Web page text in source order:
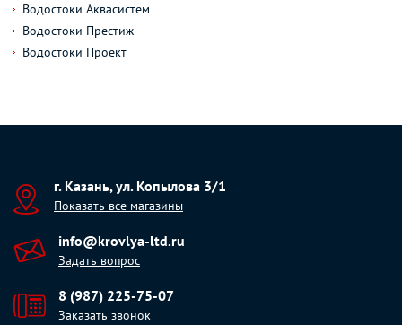
Водостоки Аквасистем
Водостоки Престиж
Водостоки Проект
г. Казань, ул. Копылова 3/1
Показать все магазины
info@krovlya-ltd.ru
Задать вопрос
8 (987) 225-75-07
Заказать звонок